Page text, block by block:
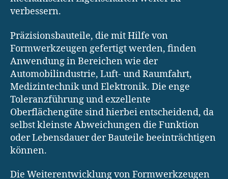
verbessern.
Präzisionsbauteile, die mit Hilfe von
Formwerkzeugen gefertigt werden, finden
Anwendung in Bereichen wie der
Automobilindustrie, Luft- und Raumfahrt,
Medizintechnik und Elektronik. Die enge
Toleranzführung und exzellente
Oberflächengüte sind hierbei entscheidend, da
selbst kleinste Abweichungen die Funktion
oder Lebensdauer der Bauteile beeinträchtigen
können.
Die Weiterentwicklung von Formwerkzeugen